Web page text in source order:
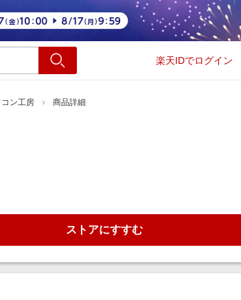
楽天IDでログイン
ン工房 商品詳細
ストアにすすむ